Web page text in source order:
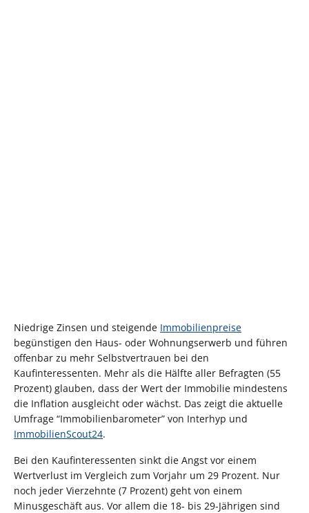
Niedrige Zinsen und steigende Immobilienpreise
begünstigen den Haus- oder Wohnungserwerb und führen
offenbar zu mehr Selbstvertrauen bei den
Kaufinteressenten. Mehr als die Hälfte aller Befragten (55
Prozent) glauben, dass der Wert der Immobilie mindestens
die Inflation ausgleicht oder wächst. Das zeigt die aktuelle
Umfrage “Immobilienbarometer” von Interhyp und
ImmobilienScout24.
Bei den Kaufinteressenten sinkt die Angst vor einem
Wertverlust im Vergleich zum Vorjahr um 29 Prozent. Nur
noch jeder Vierzehnte (7 Prozent) geht von einem
Minusgeschäft aus. Vor allem die 18- bis 29-Jährigen sind